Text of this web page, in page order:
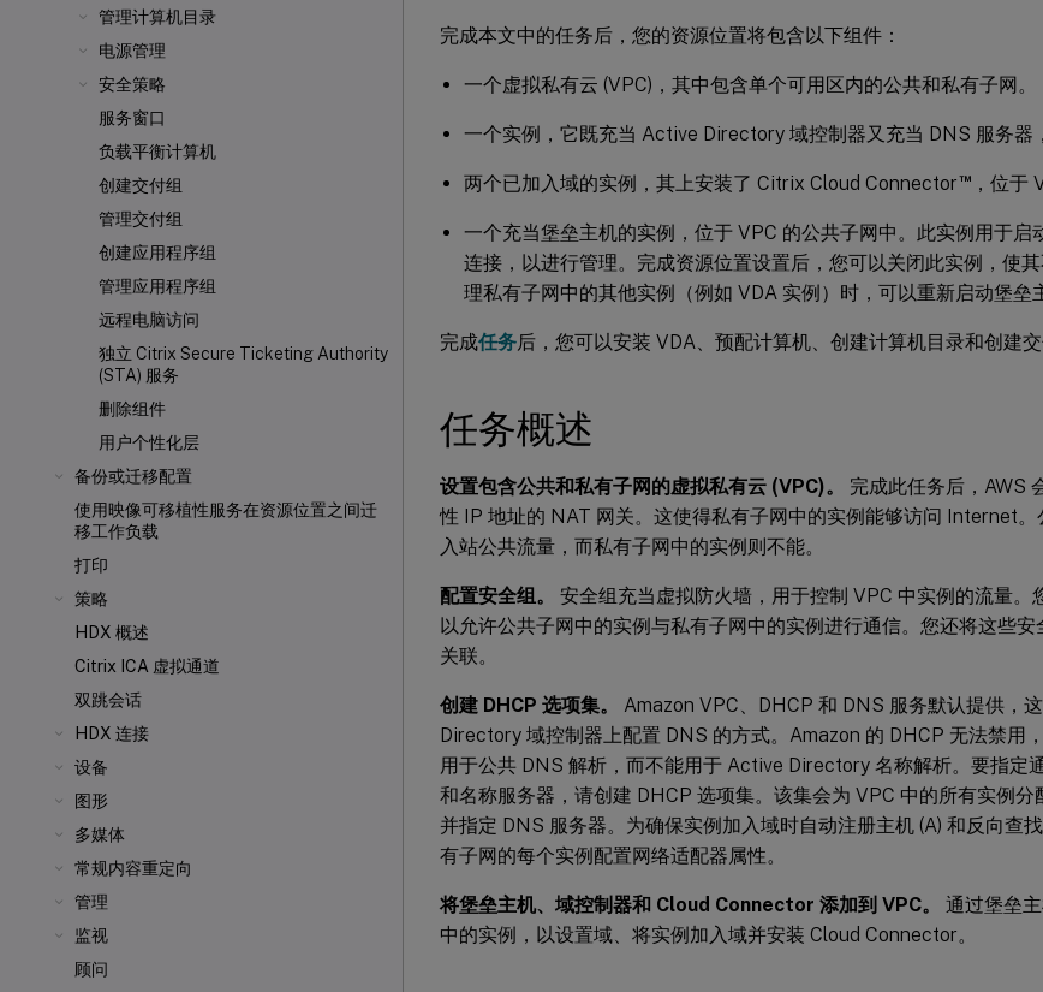
管理计算机目录
电源管理
安全策略
服务窗口
负载平衡计算机
创建交付组
管理交付组
创建应用程序组
管理应用程序组
远程电脑访问
独立 Citrix Secure Ticketing Authority
(STA) 服务
删除组件
用户个性化层
备份或迁移配置
使用映像可移植性服务在资源位置之间迁
移工作负载
打印
策略
HDX 概述
Citrix ICA 虚拟通道
双跳会话
HDX 连接
设备
图形
多媒体
常规内容重定向
管理
监视
顾问
完成本文中的任务后，您的资源位置将包含以下组件：
一个虚拟私有云 (VPC)，其中包含单个可用区内的公共和私有子网。
一个实例，它既充当 Active Directory 域控制器又充当 DNS 服务器
两个已加入域的实例，其上安装了 Citrix Cloud Connector™，位于
一个充当堡垒主机的实例，位于 VPC 的公共子网中。此实例用于启
连接，以进行管理。完成资源位置设置后，您可以关闭此实例，使
理私有子网中的其他实例（例如 VDA 实例）时，可以重新启动堡垒
完成任务后，您可以安装 VDA、预配计算机、创建计算机目录和创建交
任务概述
设置包含公共和私有子网的虚拟私有云 (VPC)。
完成此任务后，AWS
性 IP 地址的 NAT 网关。这使得私有子网中的实例能够访问 Internet
入站公共流量，而私有子网中的实例则不能。
配置安全组。
安全组充当虚拟防火墙，用于控制 VPC 中实例的流量。
以允许公共子网中的实例与私有子网中的实例进行通信。您还将这些
关联。
创建 DHCP 选项集。
Amazon VPC、DHCP 和 DNS 服务默认提供，
Directory 域控制器上配置 DNS 的方式。Amazon 的 DHCP 无法禁用
用于公共 DNS 解析，而不能用于 Active Directory 名称解析。要指定
和名称服务器，请创建 DHCP 选项集。该集会为 VPC 中的所有实例
并指定 DNS 服务器。为确保实例加入域时自动注册主机 (A) 和反向查
有子网的每个实例配置网络适配器属性。
将堡垒主机、域控制器和 Cloud Connector 添加到 VPC。
通过堡垒
中的实例，以设置域、将实例加入域并安装 Cloud Connector。